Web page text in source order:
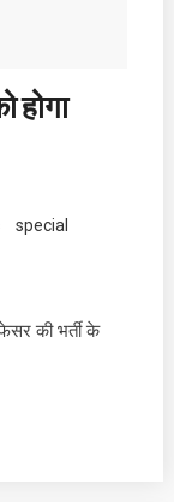
होगा
special
की भर्ती के